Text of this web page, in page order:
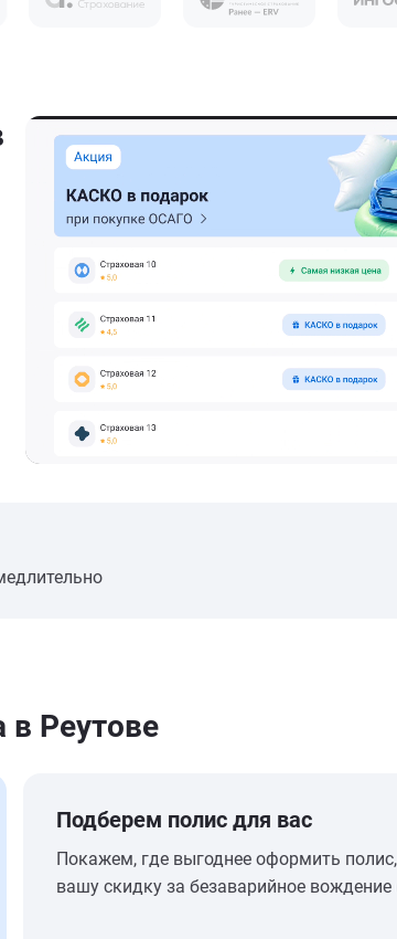
Реутове
Подберем полис для вас
Покажем, где выгоднее оформить
вашу скидку за безаварийное